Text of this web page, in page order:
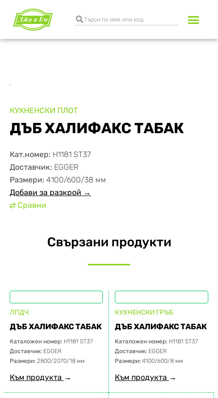
КУХНЕНСКИ ПЛОТ
ДЪБ ХАЛИФАКС ТАБАК
Кат.номер: H1181 ST37
Доставчик: EGGER
Размери: 4100/600/38 мм
Добави за разкрой →
⇄ Сравни
Свързани продукти
ЛПДЧ
ДЪБ ХАЛИФАКС ТАБАК
Каталожен номер: H1181 ST37
Доставчик: EGGER
Размери: 2800/2070/18 мм
Към продукта →
КУХНЕНСКИ ГРЪБ
ДЪБ ХАЛИФАКС ТАБАК
Каталожен номер: H1181 ST37
Доставчик: EGGER
Размери: 4100/600/8 мм
Към продукта →